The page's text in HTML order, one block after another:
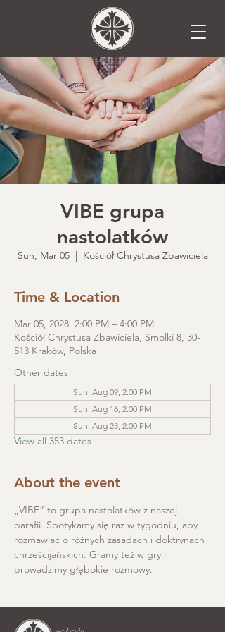
VIBE grupa
nastolatków
Sun, Mar 05
  |
Kościół Chrystusa Zbawiciela
Time & Location
Mar 05, 2028, 2:00 PM – 4:00 PM
Kościół Chrystusa Zbawiciela, Smolki 8, 30-
513 Kraków, Polska
Other dates
Sun, Aug 09, 2:00 PM
Sun, Aug 16, 2:00 PM
Sun, Aug 23, 2:00 PM
View all 353 dates
About the event
„VIBE” to grupa nastolatków z naszej
parafii. Spotykamy się raz w tygodniu, aby
rozmawiać o różnych zasadach i doktrynach
chrześcijańskich. Gramy też w gry i
prowadzimy głębokie rozmowy.